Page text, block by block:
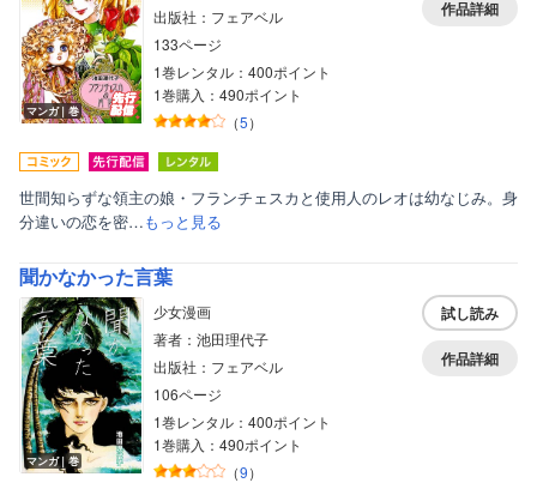
マンガ｜巻
出版社：フェアベル
133ページ
1巻レンタル：400ポイント
1巻購入：490ポイント
（5）
作品詳細
世間知らずな領主の娘・フランチェスカと使用人のレオは幼なじみ。身
分違いの恋を密…もっと見る
聞かなかった言葉
マンガ｜巻
少女漫画
著者：池田理代子
出版社：フェアベル
106ページ
1巻レンタル：400ポイント
1巻購入：490ポイント
（9）
試し読み
作品詳細